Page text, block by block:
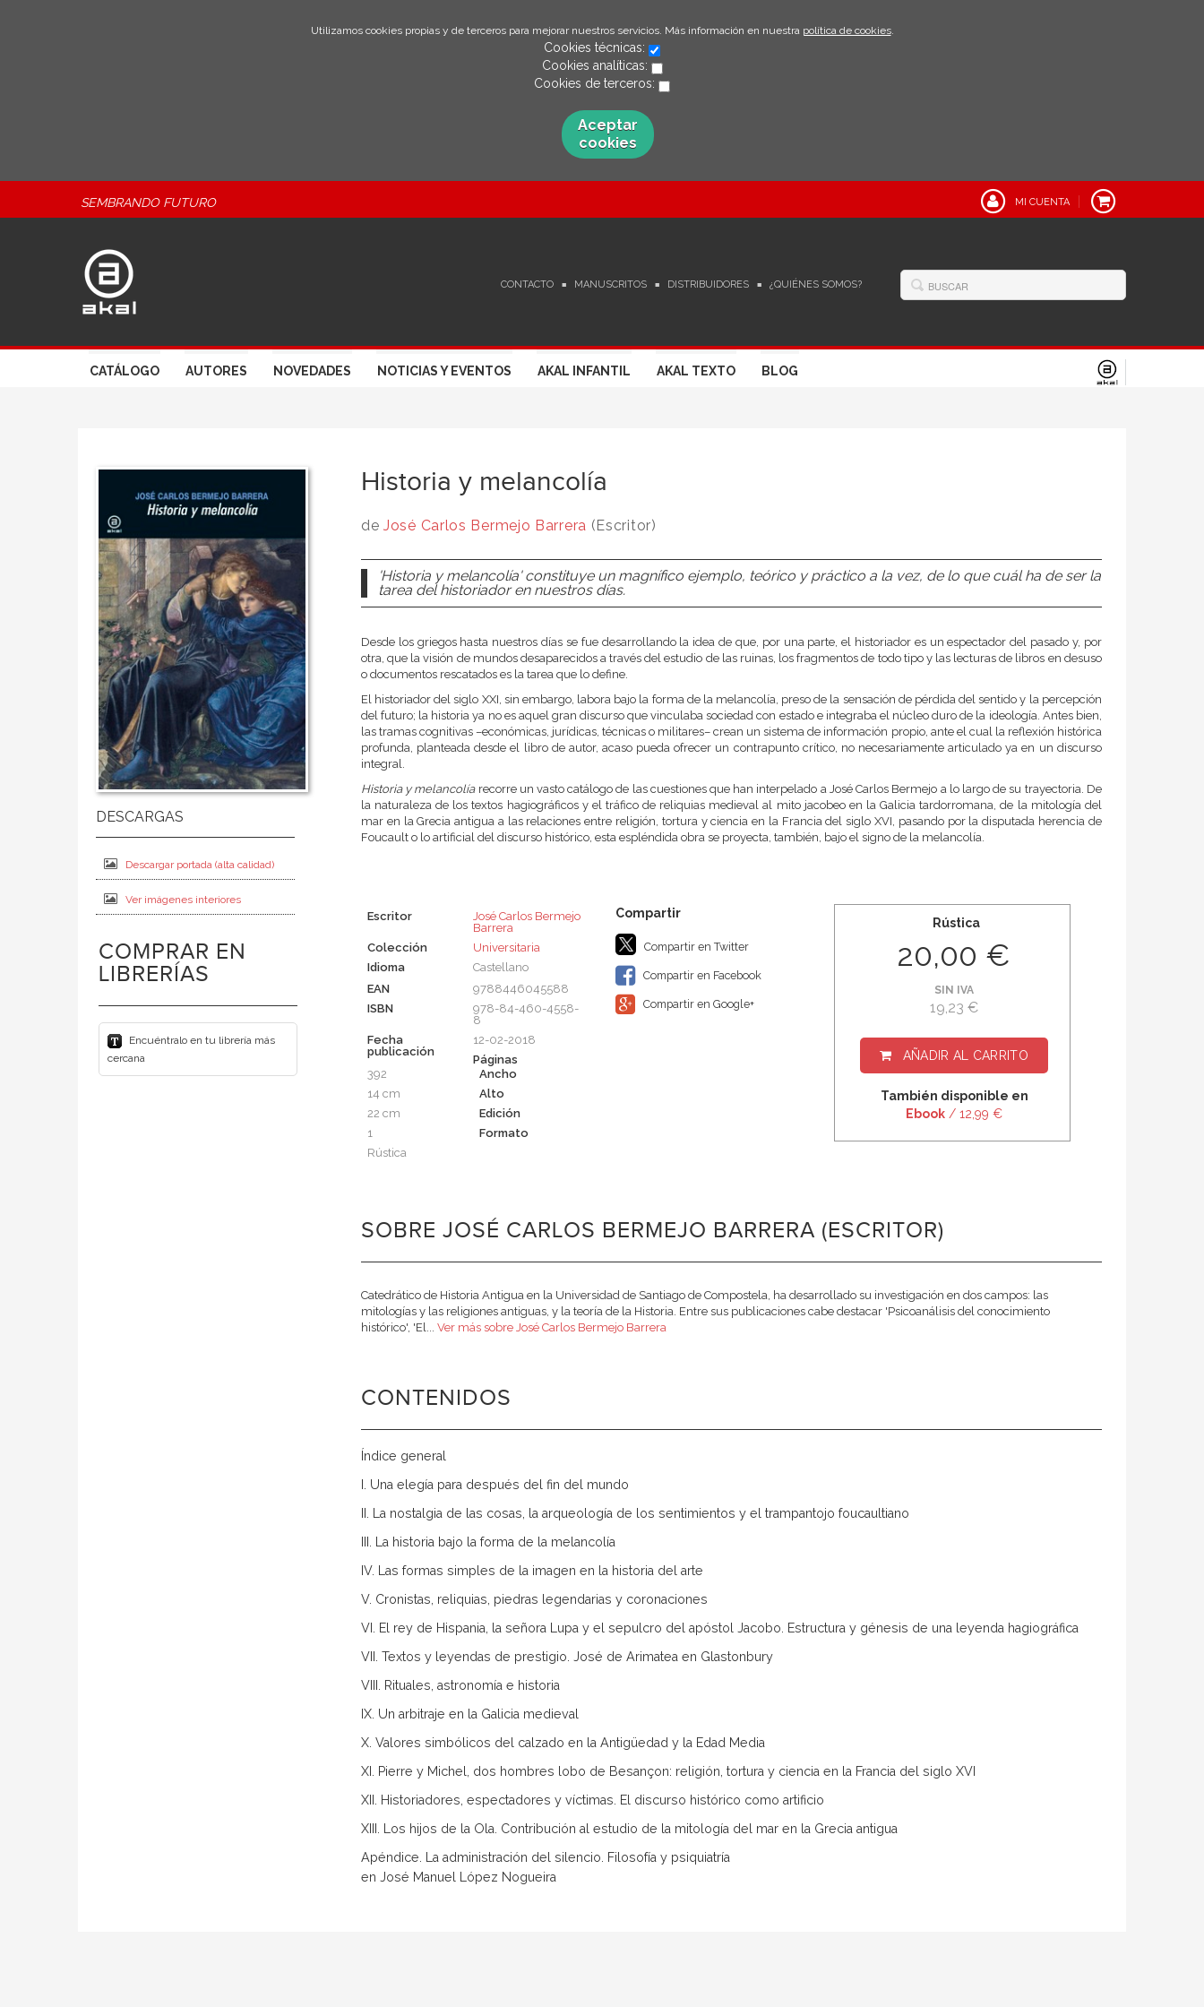
Utilizamos cookies propias y de terceros para mejorar nuestros servicios. Más información en nuestra política de cookies.
Cookies técnicas:
Cookies analíticas:
Cookies de terceros:
Aceptar
cookies
SEMBRANDO FUTURO MI CUENTA
CONTACTO MANUSCRITOS DISTRIBUIDORES ¿QUIÉNES SOMOS?
CATÁLOGO AUTORES NOVEDADES NOTICIAS Y EVENTOS AKAL INFANTIL AKAL TEXTO BLOG
Descargar portada (alta calidad)
Ver imágenes interiores
COMPRAR EN
LIBRERÍAS
Encuéntralo en tu librería más
cercana
Historia y melancolía
deJosé Carlos Bermejo Barrera (Escritor)
'Historia y melancolía' constituye un magnífico ejemplo, teórico y práctico a la vez, de lo que cuál ha de ser la
tarea del historiador en nuestros días.
Desde los griegos hasta nuestros días se fue desarrollando la idea de que, por una parte, el historiador es un espectador del pasado y, por
otra, que la visión de mundos desaparecidos a través del estudio de las ruinas, los fragmentos de todo tipo y las lecturas de libros en desuso
o documentos rescatados es la tarea que lo define.
El historiador del siglo XXI, sin embargo, labora bajo la forma de la melancolía, preso de la sensación de pérdida del sentido y la percepción
del futuro; la historia ya no es aquel gran discurso que vinculaba sociedad con estado e integraba el núcleo duro de la ideología. Antes bien,
las tramas cognitivas –económicas, jurídicas, técnicas o militares– crean un sistema de información propio, ante el cual la reflexión histórica
profunda, planteada desde el libro de autor, acaso pueda ofrecer un contrapunto crítico, no necesariamente articulado ya en un discurso
integral.
Historia y melancolíarecorre un vasto catálogo de las cuestiones que han interpelado a José Carlos Bermejo a lo largo de su trayectoria. De
la naturaleza de los textos hagiográficos y el tráfico de reliquias medieval al mito jacobeo en la Galicia tardorromana, de la mitología del
mar en la Grecia antigua a las relaciones entre religión, tortura y ciencia en la Francia del siglo XVI, pasando por la disputada herencia de
Foucault o lo artificial del discurso histórico, esta espléndida obra se proyecta, también, bajo el signo de la melancolía.
Escritor
José Carlos Bermejo
Barrera
Colección
Universitaria
Idioma
Castellano
EAN
9788446045588
ISBN
978-84-460-4558-
8
Fecha
publicación
12-02-2018
Páginas
392
Ancho
14 cm
Alto
22 cm
Edición
1
Formato
Rústica
Compartir en Twitter
Compartir en Facebook
Compartir en Google+
Rústica
20,00 €
SIN IVA
19,23 €
AÑADIR AL CARRITO
También disponible en
Ebook / 12,99 €
SOBRE JOSÉ CARLOS BERMEJO BARRERA (ESCRITOR)
Catedrático de Historia Antigua en la Universidad de Santiago de Compostela, ha desarrollado su investigación en dos campos: las
mitologías y las religiones antiguas, y la teoría de la Historia. Entre sus publicaciones cabe destacar 'Psicoanálisis del conocimiento
histórico', 'El... Ver más sobre José Carlos Bermejo Barrera
CONTENIDOS
Índice general
I. Una elegía para después del fin del mundo
II. La nostalgia de las cosas, la arqueología de los sentimientos y el trampantojo foucaultiano
III. La historia bajo la forma de la melancolía
IV. Las formas simples de la imagen en la historia del arte
V. Cronistas, reliquias, piedras legendarias y coronaciones
VI. El rey de Hispania, la señora Lupa y el sepulcro del apóstol Jacobo. Estructura y génesis de una leyenda hagiográfica
VII. Textos y leyendas de prestigio. José de Arimatea en Glastonbury
VIII. Rituales, astronomía e historia
IX. Un arbitraje en la Galicia medieval
X. Valores simbólicos del calzado en la Antigüedad y la Edad Media
XI. Pierre y Michel, dos hombres lobo de Besançon: religión, tortura y ciencia en la Francia del siglo XVI
XII. Historiadores, espectadores y víctimas. El discurso histórico como artificio
XIII. Los hijos de la Ola. Contribución al estudio de la mitología del mar en la Grecia antigua
Apéndice. La administración del silencio. Filosofía y psiquiatría
en José Manuel López Nogueira